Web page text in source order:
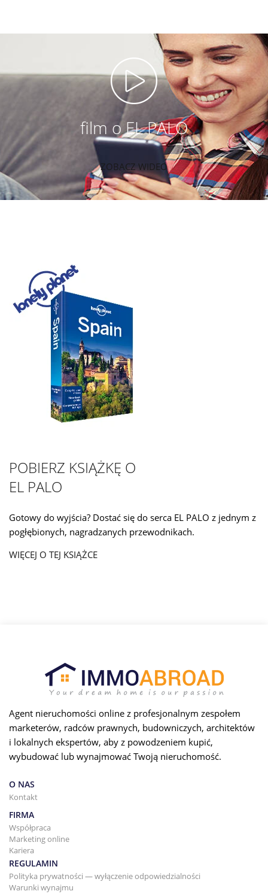
film o EL PALO
ZOBACZ WIDEO
POBIERZ KSIĄŻKĘ O
EL PALO
Gotowy do wyjścia? Dostać się do serca EL PALO z jednym z
pogłębionych, nagradzanych przewodnikach.
WIĘCEJ O TEJ KSIĄŻCE
Agent nieruchomości online z profesjonalnym zespołem
marketerów, radców prawnych, budowniczych, architektów
i lokalnych ekspertów, aby z powodzeniem kupić,
wybudować lub wynajmować Twoją nieruchomość.
O NAS
Kontakt
FIRMA
Współpraca
Marketing online
Kariera
REGULAMIN
Polityka prywatności — wyłączenie odpowiedzialności
Warunki wynajmu